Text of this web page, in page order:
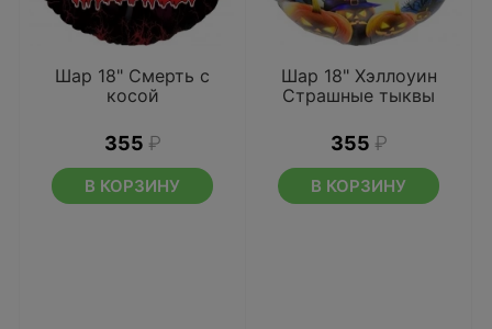
Шар 18" Смерть с
косой
355 ₽
В КОРЗИНУ
Шар 18" Хэллоуин
Страшные тыквы
355 ₽
В КОРЗИНУ